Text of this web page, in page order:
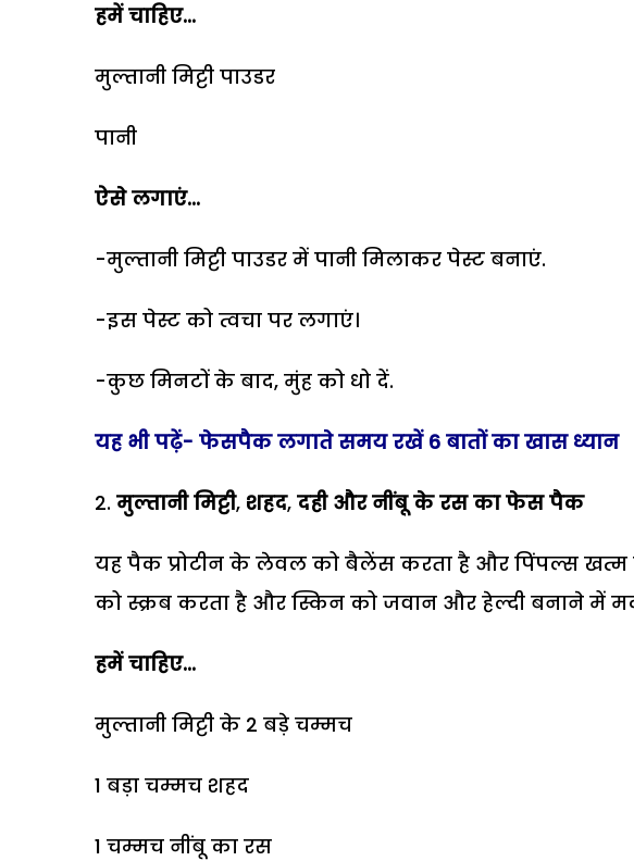
हमें चाहिए...
मुल्तानी मिट्टी पाउडर
पानी
ऐसे लगाएं...
-मुल्तानी मिट्टी पाउडर में पानी मिलाकर पेस्ट बनाएं.
-इस पेस्ट को त्वचा पर लगाएं।
-कुछ मिनटों के बाद, मुंह को धो दें.
यह भी पढ़ें- फेसपैक लगाते समय रखें 6 बातों का खास ध्यान
मुल्तानी मिट्टी, शहद, दही और नींबू के रस का फेस पैक
यह पैक प्रोटीन के लेवल को बैलेंस करता है और पिंपल्स
को स्क्रब करता है और स्किन को जवान और हेल्दी बनाने में
हमें चाहिए...
मुल्तानी मिट्टी के 2 बड़े चम्मच
1 बड़ा चम्मच शहद
1 चम्मच नींबू का रस